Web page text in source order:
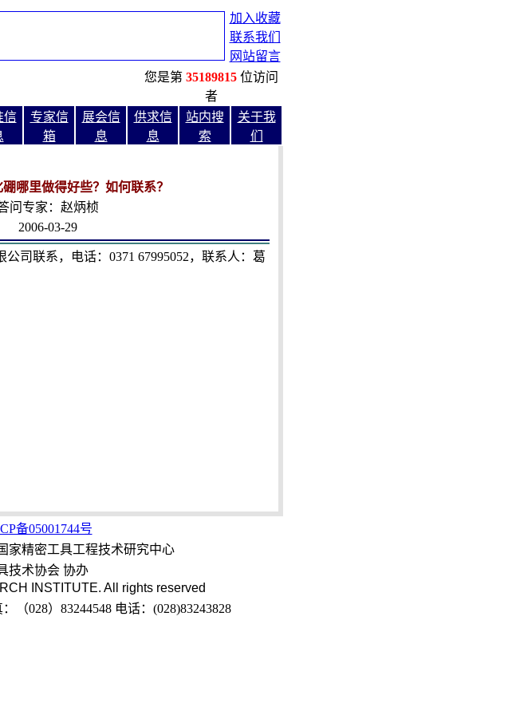
加入收藏
联系我们
网站留言
您是第 35189815 位访问
者
信
专家信
箱
展会信
息
供求信
息
站内搜
索
关于我
们
哪里做得好些？如何联系？
问专家：赵炳桢
2006-03-29
司联系，电话：0371 67995052，联系人：葛
备05001744号
家精密工具工程技术研究中心
技术协会 协办
INSTITUTE. All rights reserved
（028）83244548 电话：(028)83243828